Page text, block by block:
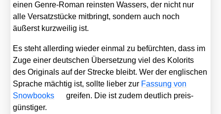
einen Gen­re-Roman reins­ten Was­sers, der nicht nur
alle Ver­satz­stü­cke mit­bringt, son­dern auch noch
äußerst kurz­wei­lig ist.
Es steht aller­ding wie­der ein­mal zu befürch­ten, dass im
Zuge einer deut­schen Über­set­zung viel des Kolo­rits
des Ori­gi­nals auf der Stre­cke bleibt. Wer der eng­li­schen
Spra­che mäch­tig ist, soll­te lie­ber zur Fas­sung von
Snow­books
grei­fen. Die ist zudem deut­lich preis­
güns­ti­ger.